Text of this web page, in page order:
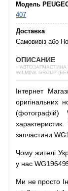
Модель
407
Доставка
Самовивіз або
ОПИСАНИЕ
WILMINK GROUP
Інтернет
оригінальних
(фотографій)
характеристик.
запчастини
Чому жителі
у нас
Ми не просто